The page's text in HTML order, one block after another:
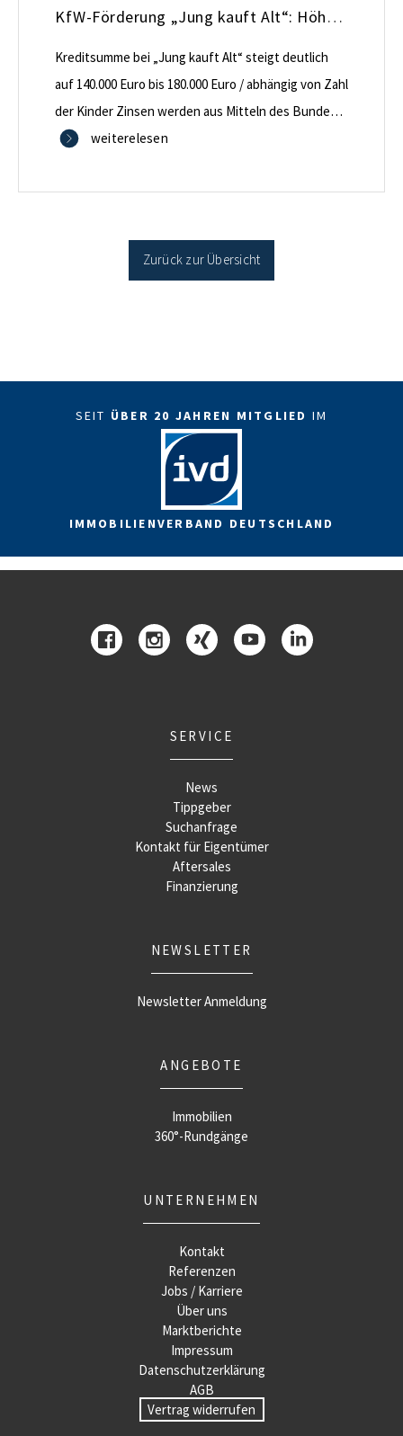
KfW-Förderung „Jung kauft Alt“: Höhere Kredite ab August 2026
Kreditsumme bei „Jung kauft Alt“ steigt deutlich
auf 140.000 Euro bis 180.000 Euro / abhängig von Zahl
der Kinder Zinsen werden aus Mitteln des Bundes
verbilligt: Heutiger Zins bei 0,53 Prozent effektiv bei
Antragstellende verpflichten sich zu energetischer
Sanierung in Einzelmaßnahmen […]
weiterelesen
Zurück zur Übersicht
SEIT ÜBER 20 JAHREN MITGLIED IM
IMMOBILIENVERBAND DEUTSCHLAND
SERVICE
News
Tippgeber
Suchanfrage
Kontakt für Eigentümer
Aftersales
Finanzierung
NEWSLETTER
Newsletter Anmeldung
ANGEBOTE
Immobilien
360°-Rundgänge
UNTERNEHMEN
Kontakt
Referenzen
Jobs / Karriere
Über uns
Marktberichte
Impressum
Datenschutzerklärung
AGB
Vertrag widerrufen